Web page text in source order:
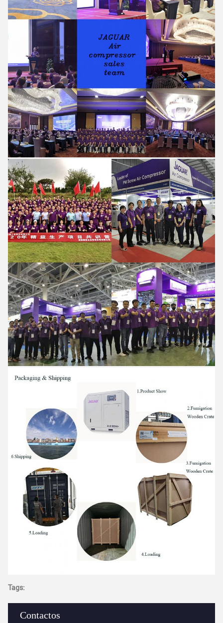
Contactos
Tags: